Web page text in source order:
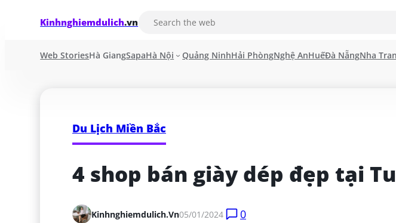
Kinhnghiemdulich.vn
Web StoriesHà GiangSapaHà Nội Quảng NinhHải PhòngNghệ AnHuếĐà NẵngNha
Du Lịch Miền Bắc
4 shop bán giày dép đẹp tại
Kinhnghiemdulich.vn05/01/2024 0